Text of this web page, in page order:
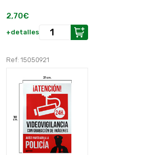
2,70€
+detalles
Ref: 15050921